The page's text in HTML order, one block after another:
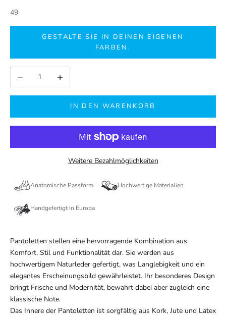
49
GESTALTE SIE IN DEINEN EIGENEN
FARBEN.
Anzahl verringernAnzahl erhöhen
IN DEN WARENKORB
Weitere Bezahlmöglichkeiten
Anatomische Passform Hochwertige Materialien
Handgefertigt in Europa
Pantoletten stellen eine hervorragende Kombination aus
Komfort, Stil und Funktionalität dar. Sie werden aus
hochwertigem Naturleder gefertigt, was Langlebigkeit und ein
elegantes Erscheinungsbild gewährleistet. Ihr besonderes Design
bringt Frische und Modernität, bewahrt dabei aber zugleich eine
klassische Note.
Das Innere der Pantoletten ist sorgfältig aus Kork, Jute und Latex